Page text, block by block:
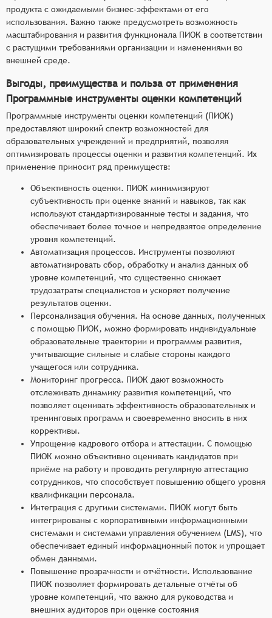
продукта с ожидаемыми бизнес-эффектами от его
использования. Важно также предусмотреть возможность
масштабирования и развития функционала ПИОК в соответствии
с растущими требованиями организации и изменениями во
внешней среде.
Выгоды, преимущества и польза от применения
Программные инструменты оценки компетенций
Программные инструменты оценки компетенций (ПИОК)
предоставляют широкий спектр возможностей для
образовательных учреждений и предприятий, позволяя
оптимизировать процессы оценки и развития компетенций. Их
применение приносит ряд преимуществ:
Объективность оценки. ПИОК минимизируют
субъективность при оценке знаний и навыков, так как
используют стандартизированные тесты и задания, что
обеспечивает более точное и непредвзятое определение
уровня компетенций.
Автоматизация процессов. Инструменты позволяют
автоматизировать сбор, обработку и анализ данных об
уровне компетенций, что существенно снижает
трудозатраты специалистов и ускоряет получение
результатов оценки.
Персонализация обучения. На основе данных, полученных
с помощью ПИОК, можно формировать индивидуальные
образовательные траектории и программы развития,
учитывающие сильные и слабые стороны каждого
учащегося или сотрудника.
Мониторинг прогресса. ПИОК дают возможность
отслеживать динамику развития компетенций, что
позволяет оценивать эффективность образовательных и
тренинговых программ и своевременно вносить в них
коррективы.
Упрощение кадрового отбора и аттестации. С помощью
ПИОК можно объективно оценивать кандидатов при
приёме на работу и проводить регулярную аттестацию
сотрудников, что способствует повышению общего уровня
квалификации персонала.
Интеграция с другими системами. ПИОК могут быть
интегрированы с корпоративными информационными
системами и системами управления обучением (LMS), что
обеспечивает единый информационный поток и упрощает
обмен данными.
Повышение прозрачности и отчётности. Использование
ПИОК позволяет формировать детальные отчёты об
уровне компетенций, что важно для руководства и
внешних аудиторов при оценке состояния